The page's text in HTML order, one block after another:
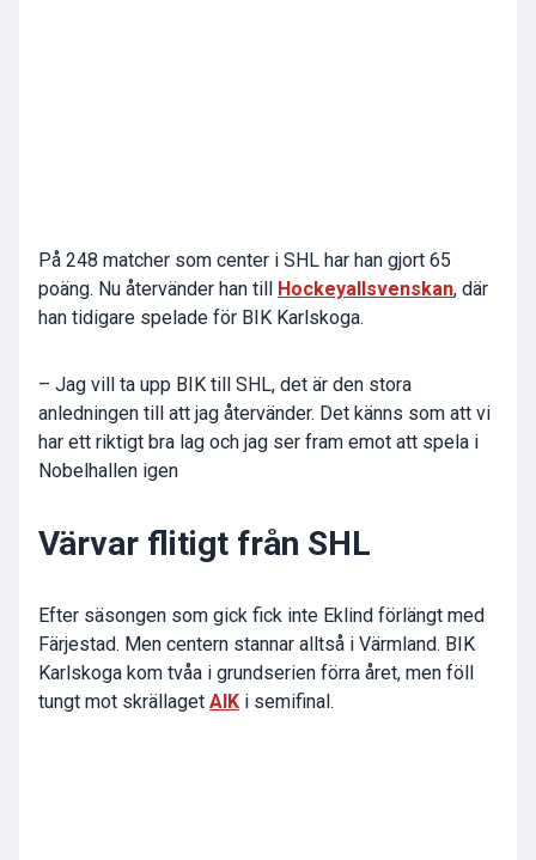
På 248 matcher som center i SHL har han gjort 65
poäng. Nu återvänder han till
Hockeyallsvenskan, där
han tidigare spelade för BIK Karlskoga.
– Jag vill ta upp BIK till SHL, det är den stora
anledningen till att jag återvänder. Det känns som att vi
har ett riktigt bra lag och jag ser fram emot att spela i
Nobelhallen igen
Värvar flitigt från SHL
Efter säsongen som gick fick inte Eklind förlängt med
Färjestad. Men centern stannar alltså i Värmland. BIK
Karlskoga kom tvåa i grundserien förra året, men föll
tungt mot skrällaget AIK i semifinal.